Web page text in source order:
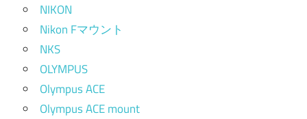
NIKON
Nikon Fマウント
NKS
OLYMPUS
Olympus ACE
Olympus ACE mount